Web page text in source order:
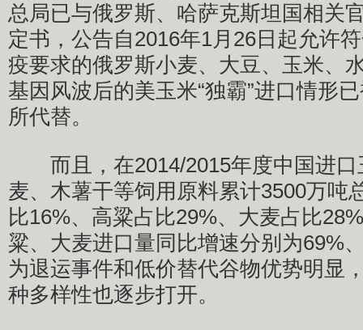
总局已与俄罗斯、哈萨克斯坦国相关
定书，公告自2016年1月26日起允许
疫要求的俄罗斯小麦、大豆、玉米、
基因风波后的美玉米“独霸”进口情形
所代替。
而且，在2014/2015年度中国进口
麦、木薯干等饲用原料累计3500万吨
比16%、高粱占比29%、大麦占比
粱、大麦进口量同比增速分别为69%
为退运事件和低价替代谷物优势明显
种多样性也逐步打开。